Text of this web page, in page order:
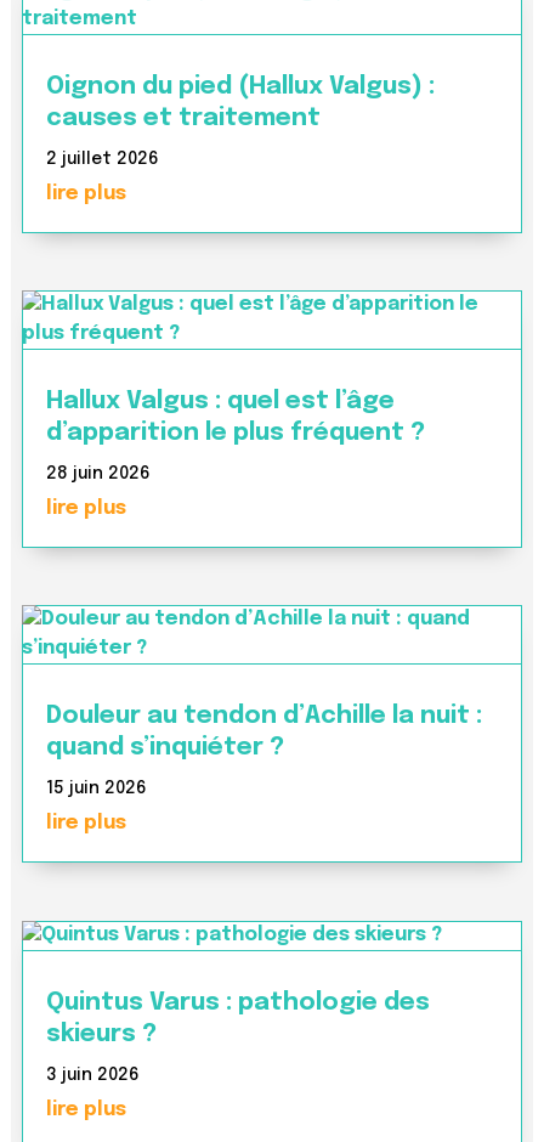
Oignon du pied (Hallux Valgus) :
causes et traitement
2 juillet 2026
lire plus
Hallux Valgus : quel est l’âge
d’apparition le plus fréquent ?
28 juin 2026
lire plus
Douleur au tendon d’Achille la nuit :
quand s’inquiéter ?
15 juin 2026
lire plus
Quintus Varus : pathologie des
skieurs ?
3 juin 2026
lire plus